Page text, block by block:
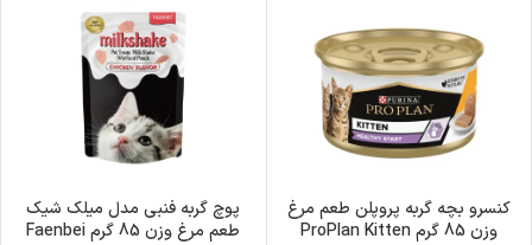
کنسرو بچه گربه پروپلن طعم مرغ
وزن 85 گرم ProPlan Kitten
پوچ گربه فنبی مدل میلک شیک
طعم مرغ وزن 85 گرم Faenbei